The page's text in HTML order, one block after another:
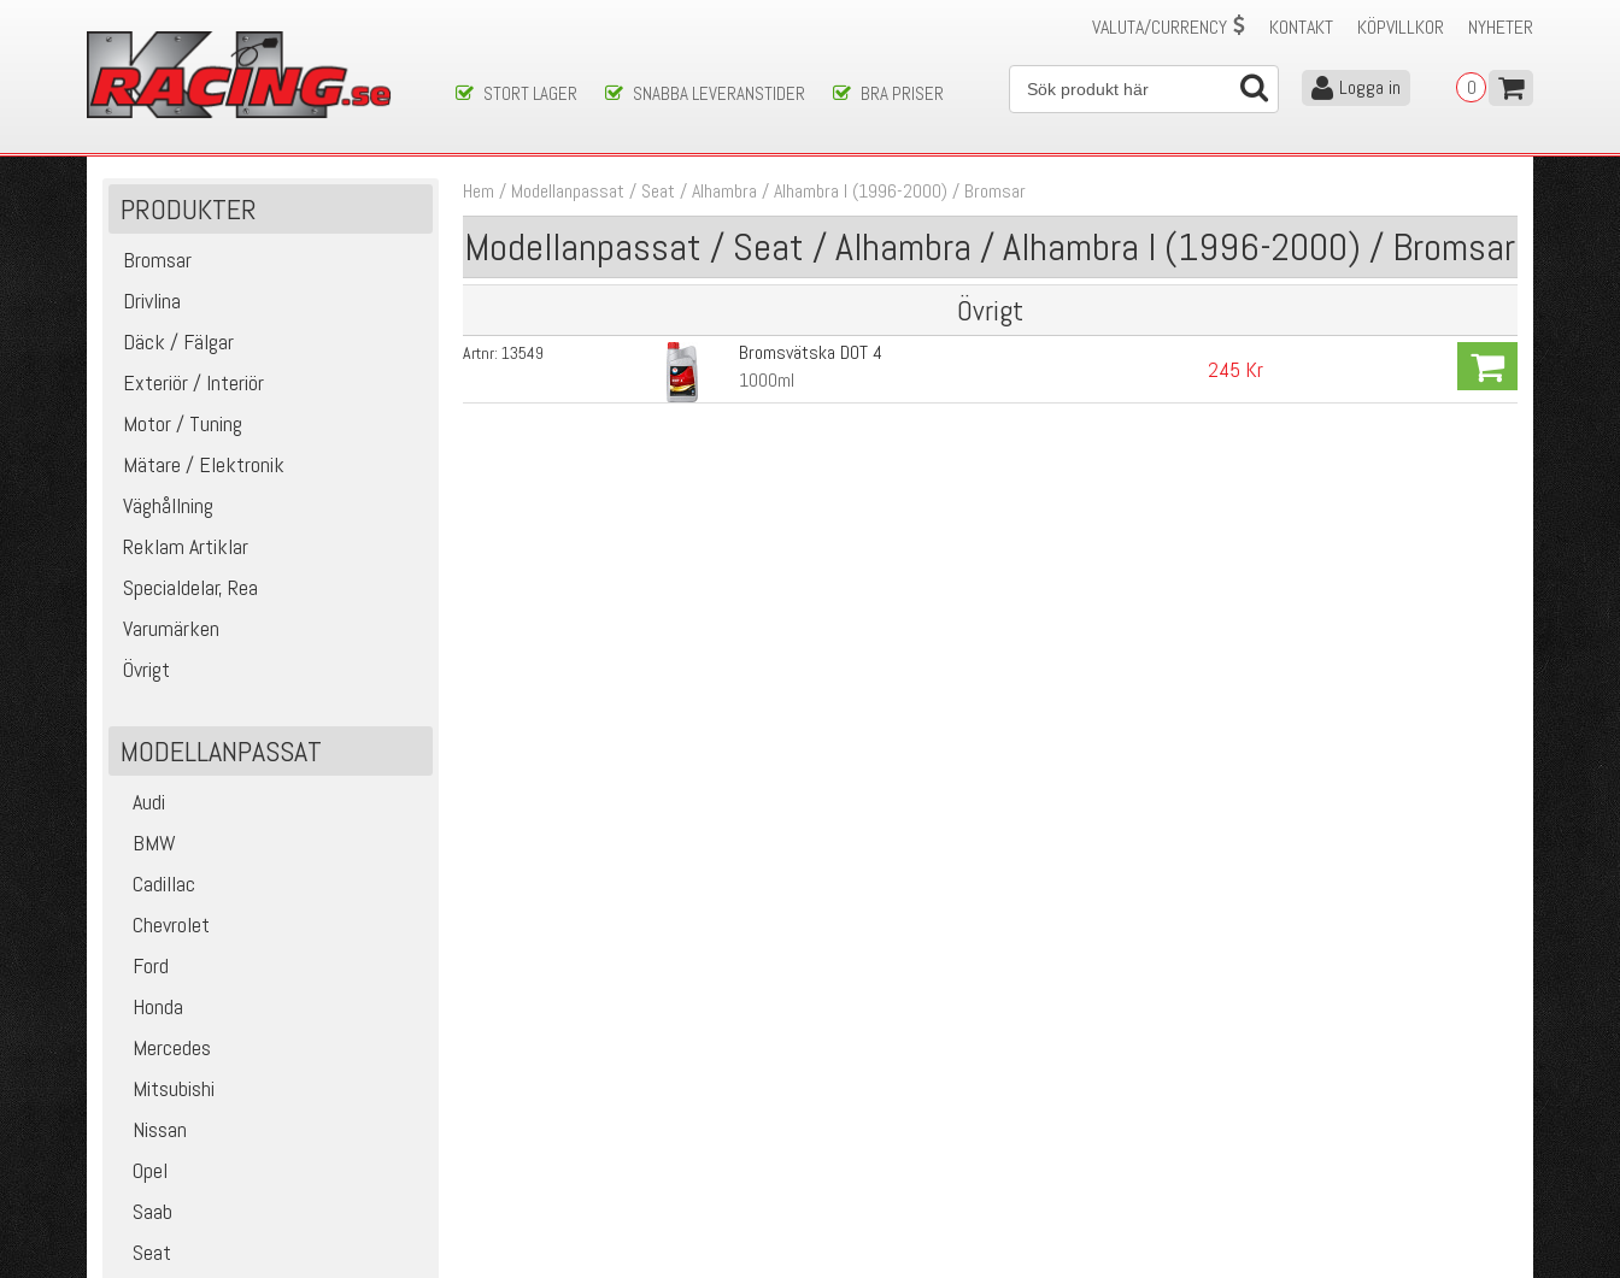
NYHETER
KÖPVILLKOR
KONTAKT
VALUTA/CURRENCY
STORT LAGER SNABBA LEVERANSTIDER BRA PRISER 0
Logga in
PRODUKTER
Bromsar
Drivlina
Däck / Fälgar
Exteriör / Interiör
Motor / Tuning
Mätare / Elektronik
Väghållning
Reklam Artiklar
Specialdelar, Rea
Varumärken
Övrigt
MODELLANPASSAT
Audi
BMW
Cadillac
Chevrolet
Ford
Honda
Mercedes
Mitsubishi
Nissan
Opel
Saab
Seat
Hem / Modellanpassat / Seat /Alhambra /Alhambra I (1996-2000) / Bromsar
Modellanpassat / Seat / Alhambra / Alhambra I (1996-2000) / Bromsar
Övrigt
Artnr:13549
Bromsvätska DOT 4
1000ml
245 Kr